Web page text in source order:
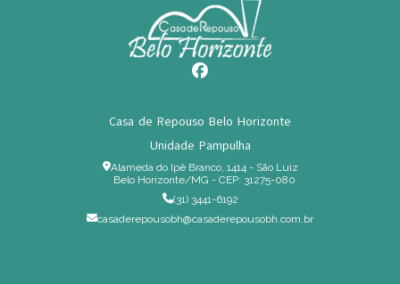
Casa de Repouso Belo Horizonte
Unidade Pampulha
Alameda do Ipê Branco, 1414 - São Luiz
Belo Horizonte/MG - CEP: 31275-080
(31) 3441-6192
casaderepousobh@casaderepousobh.com.br